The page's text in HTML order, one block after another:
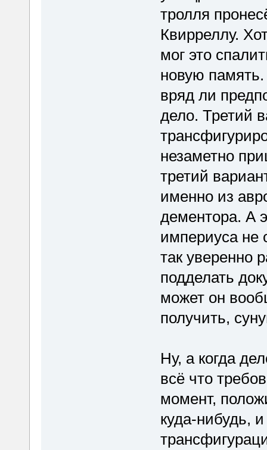
тролля
Квирреллу.
мог это
новую
вряд ли
дело. Третий
незаметно
третий
именно из
дементора. А
империуса не
так уверенно
подделать
может он
получить,
Ну, а когда
всё что
момент,
куда-нибудь,